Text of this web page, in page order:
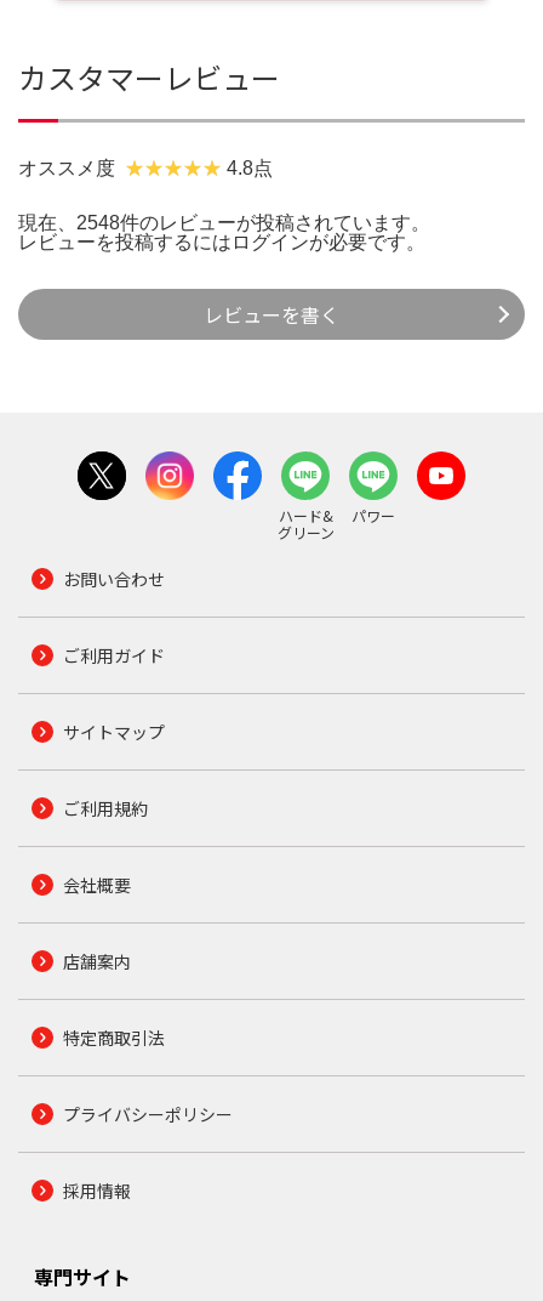
カスタマーレビュー
オススメ度 4.8点
現在、2548件のレビューが投稿されています。
レビューを投稿するには ログインが必要です。
レビューを書く
ハード&
グリーン
パワー
お問い合わせ
ご利用ガイド
サイトマップ
ご利用規約
会社概要
店舗案内
特定商取引法
プライバシーポリシー
採用情報
専門サイト